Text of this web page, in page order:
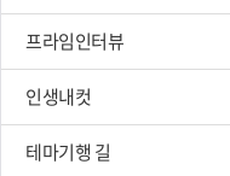
프라임인터뷰
인생내컷
테마기행 길